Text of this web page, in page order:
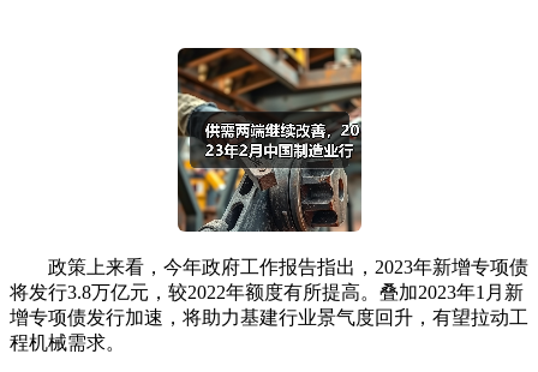
政策上来看，今年政府工作报告指出，2023年新增专项债
将发行3.8万亿元，较2022年额度有所提高。叠加2023年1月新
增专项债发行加速，将助力基建行业景气度回升，有望拉动工
程机械需求。